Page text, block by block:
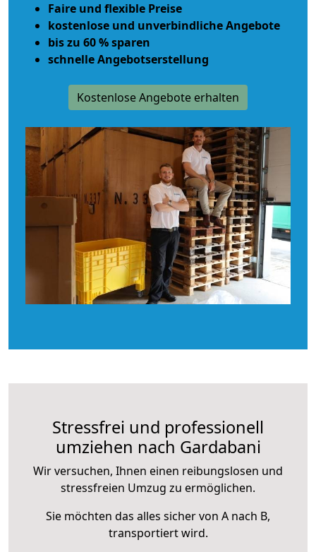
Faire und flexible Preise
kostenlose und unverbindliche Angebote
bis zu 60 % sparen
schnelle Angebotserstellung
Kostenlose Angebote erhalten
Stressfrei und professionell
umziehen nach Gardabani
Wir versuchen, Ihnen einen reibungslosen und
stressfreien Umzug zu ermöglichen.
Sie möchten das alles sicher von A nach B,
transportiert wird.